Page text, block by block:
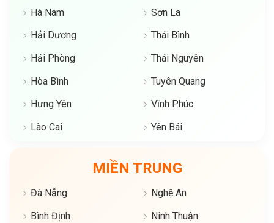
Hà Nam
Hải Dương
Hải Phòng
Hòa Bình
Hưng Yên
Lào Cai
Sơn La
Thái Bình
Thái Nguyên
Tuyên Quang
Vĩnh Phúc
Yên Bái
MIỀN TRUNG
Đà Nẵng
Bình Định
Nghệ An
Ninh Thuận